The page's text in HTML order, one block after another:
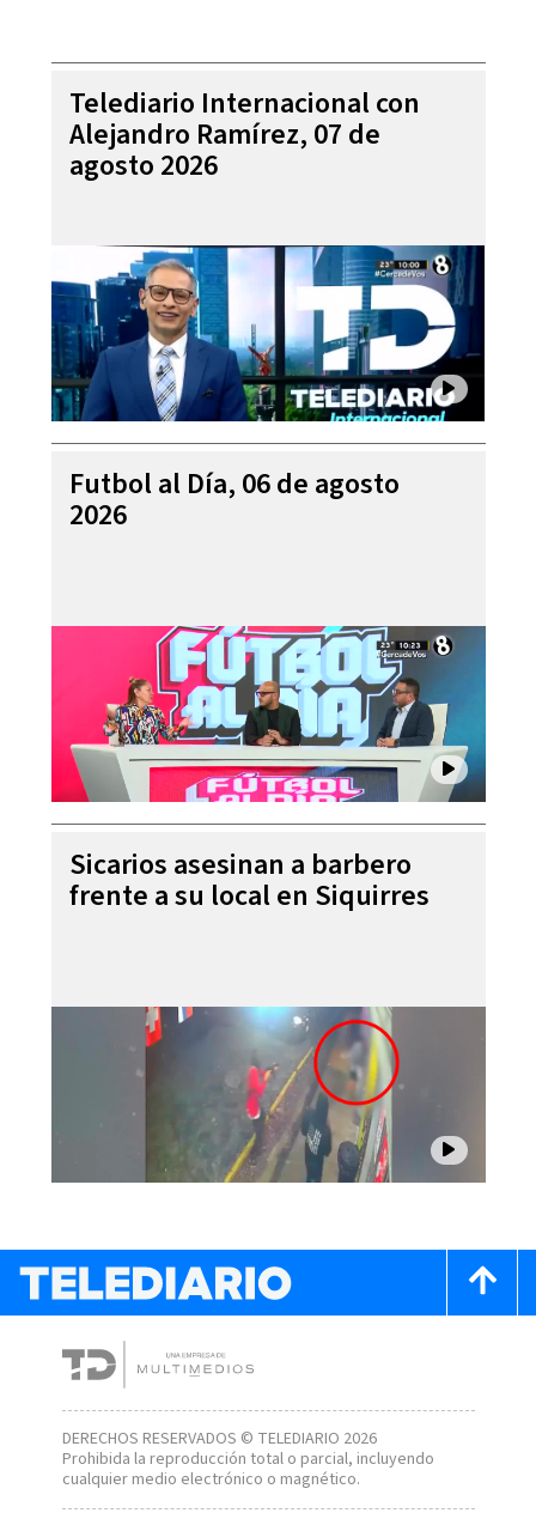
Telediario Internacional con
Alejandro Ramírez, 07 de
agosto 2026
Futbol al Día, 06 de agosto
2026
Sicarios asesinan a barbero
frente a su local en Siquirres
DERECHOS RESERVADOS © TELEDIARIO 2026
Prohibida la reproducción total o parcial, incluyendo
cualquier medio electrónico o magnético.